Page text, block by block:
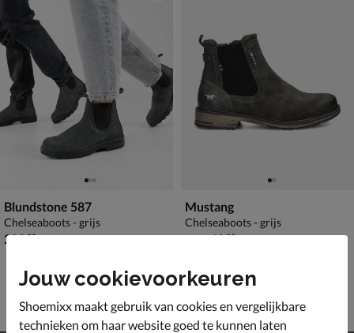
Blundstone 587
Chelseaboots - grijs
€ 209,99
209,99
Mustang
Chelseaboots - grijs
van € 89,99 voor € 62,99
62,99
Jouw cookievoorkeuren
Shoemixx maakt gebruik van cookies en vergelijkbare
technieken om haar website goed te kunnen laten